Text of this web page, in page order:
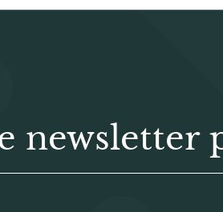
newsletter